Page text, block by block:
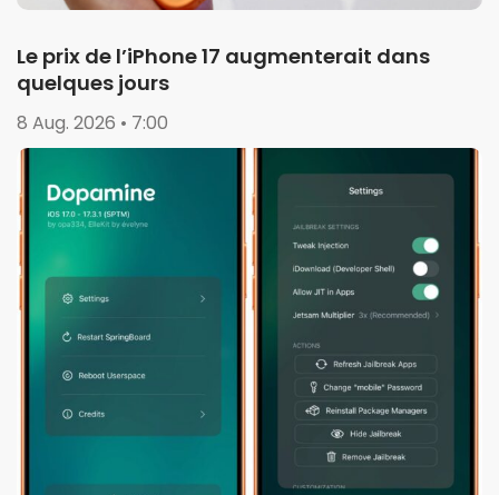
Le prix de l’iPhone 17 augmenterait dans
quelques jours
8 Aug. 2026 • 7:00